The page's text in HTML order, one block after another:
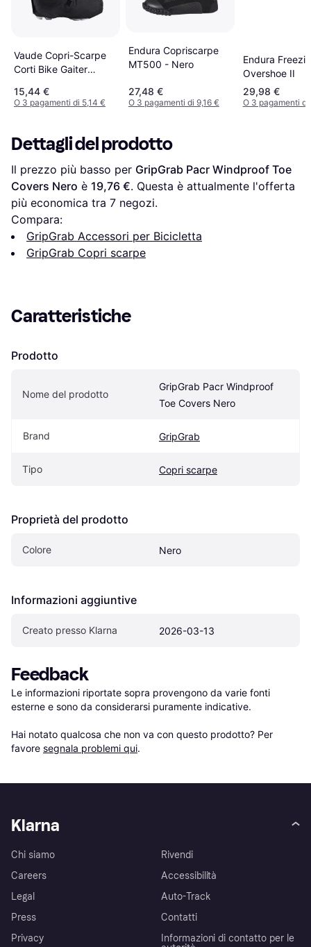
Vaude Copri-Scarpe
Corti Bike Gaiter
15,44 €
O 3 pagamenti di 5,14 €
Endura Copriscarpe
MT500 - Nero
27,48 €
O 3 pagamenti di 9,16 €
Endura
Overshoe II
29,98 €
O 3 pagamenti di
Dettagli del prodotto
Il prezzo più basso per GripGrab Pacr Windproof Toe
Covers Nero è 19,76 €. Questa è attualmente l'offerta
più economica tra 7 negozi.
Compara:
GripGrab Accessori per Bicicletta
GripGrab Copri scarpe
Caratteristiche
Prodotto
Nome del prodotto
GripGrab Pacr Windproof
Toe Covers Nero
Brand GripGrab
Tipo Copri scarpe
Proprietà del prodotto
Colore Nero
Informazioni aggiuntive
Creato presso Klarna 2026-03-13
Feedback
Le informazioni riportate sopra provengono da varie fonti
esterne e sono da considerarsi puramente indicative.
Hai notato qualcosa che non va con questo prodotto? Per
favore segnala problemi qui.
Klarna
Chi siamo
Careers
Legal
Press
Privacy
Rivendi
Accessibilità
Auto-Track
Contatti
Informazioni di contatto per le